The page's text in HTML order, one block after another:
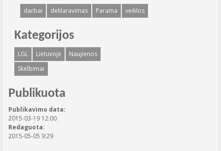
darbai deklaravimas Parama veiklos
Kategorijos
LGL Lietuvoje
Naujienos
Skelbimai
Publikuota
Publikavimo data:
2015-03-19 12:00
Redaguota:
2015-05-05 9:29